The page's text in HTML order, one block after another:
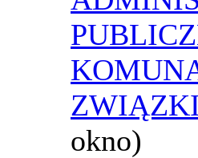
okno)